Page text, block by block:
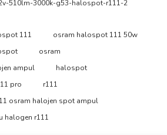
ilk yorumu siz yapın!
Yorum Yaz
ürün açıklamalarında ve diğer
teşekkür ederiz.
bozuk veya görüntülenemiyor.
eksik bilgiler bulunuyor.
111
osram halospot 111 50w
osram
ampul
halospot
pro
r111
osram halojen spot ampul
halogen r111